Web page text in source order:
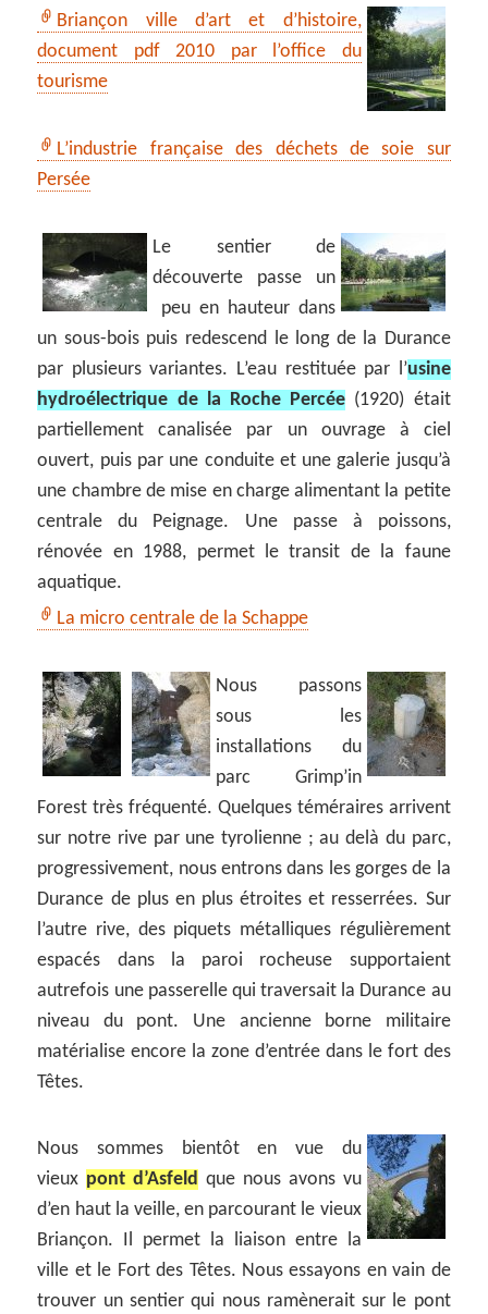
Briançon ville d’art et d’histoire,
document pdf 2010 par l’office du
tourisme
L’industrie française des déchets de soie sur
Persée
Le sentier de
découverte passe un
peu en hauteur dans
un sous-bois puis redescend le long de la Durance
par plusieurs variantes. L’eau restituée par l’usine
hydroélectrique de la Roche Percée (1920) était
partiellement canalisée par un ouvrage à ciel
ouvert, puis par une conduite et une galerie jusqu’à
une chambre de mise en charge alimentant la petite
centrale du Peignage. Une passe à poissons,
rénovée en 1988, permet le transit de la faune
aquatique.
La micro centrale de la Schappe
Nous passons
sous les
installations du
parc Grimp’in
Forest très fréquenté. Quelques téméraires arrivent
sur notre rive par une tyrolienne ; au delà du parc,
progressivement, nous entrons dans les gorges de la
Durance de plus en plus étroites et resserrées. Sur
l’autre rive, des piquets métalliques régulièrement
espacés dans la paroi rocheuse supportaient
autrefois une passerelle qui traversait la Durance au
niveau du pont. Une ancienne borne militaire
matérialise encore la zone d’entrée dans le fort des
Têtes.
Nous sommes bientôt en vue du
vieux pont d’Asfeld que nous avons vu
d’en haut la veille, en parcourant le vieux
Briançon. Il permet la liaison entre la
ville et le Fort des Têtes. Nous essayons en vain de
trouver un sentier qui nous ramènerait sur le pont